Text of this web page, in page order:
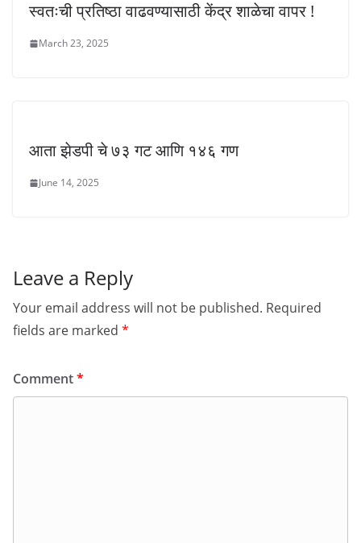
स्वतःची प्रतिष्ठा वाढवण्यासाठी केंद्र शाळेचा वापर !
March 23, 2025
आता झेडपी चे ७३ गट आणि १४६ गण
June 14, 2025
Leave a Reply
Your email address will not be published. Required
fields are marked *
Comment*